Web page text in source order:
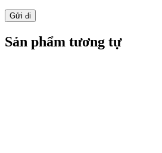
Sản phẩm tương tự